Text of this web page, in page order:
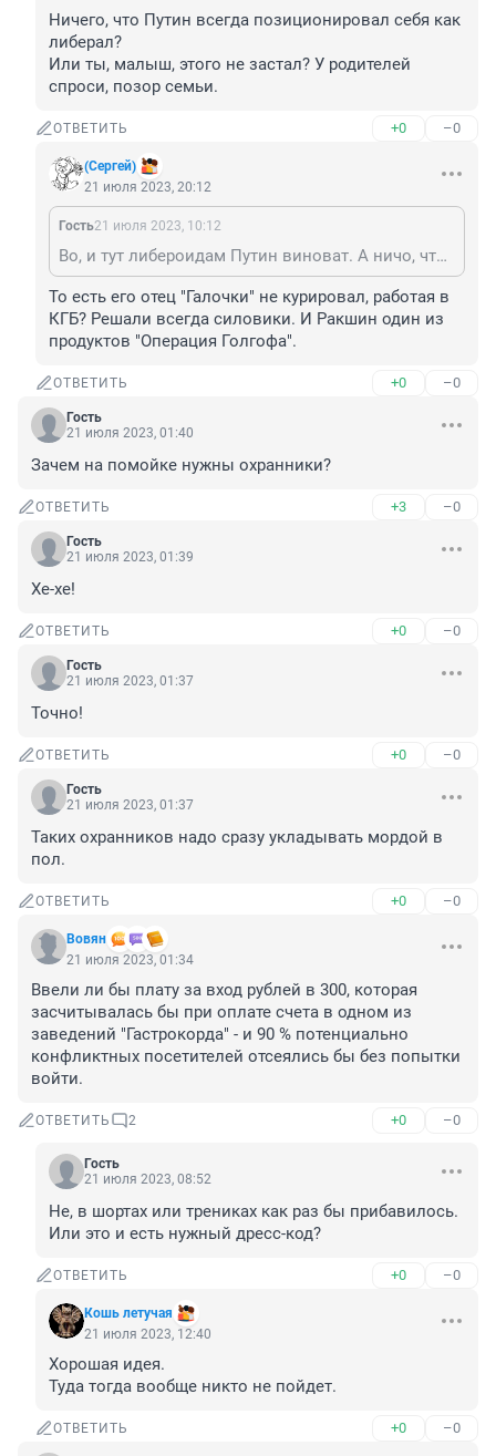
Ничего, что Путин всегда позиционировал себя как
либерал?
Или ты, малыш, этого не застал? У родителей
спроси, позор семьи.
ОТВЕТИТЬ +0 –0
(Сергей)
21 июля 2023, 20:12
Гость21 июля 2023, 10:12
Во, и тут либероидам Путин виноват. А ничо, что этот этот "физкультурник" в 90-е поднялся, как раз тогда, когда у власти либералы были, под руководством ваших заокеанских кураторов.
То есть его отец "Галочки" не курировал, работая в
КГБ? Решали всегда силовики. И Ракшин один из
продуктов "Операция Голгофа".
ОТВЕТИТЬ +0 –0
Гость
21 июля 2023, 01:40
Зачем на помойке нужны охранники?
ОТВЕТИТЬ +3 –0
Гость
21 июля 2023, 01:39
Хе-хе!
ОТВЕТИТЬ +0 –0
Гость
21 июля 2023, 01:37
Точно!
ОТВЕТИТЬ +0 –0
Гость
21 июля 2023, 01:37
Таких охранников надо сразу укладывать мордой в
пол.
ОТВЕТИТЬ +0 –0
Вовян
21 июля 2023, 01:34
Ввели ли бы плату за вход рублей в 300, которая
засчитывалась бы при оплате счета в одном из
заведений "Гастрокорда" - и 90 % потенциально
конфликтных посетителей отсеялись бы без попытки
войти.
ОТВЕТИТЬ 2 +0 –0
Гость
21 июля 2023, 08:52
Не, в шортах или трениках как раз бы прибавилось.
Или это и есть нужный дресс-код?
ОТВЕТИТЬ +0 –0
Кошь летучая
21 июля 2023, 12:40
Хорошая идея.
Туда тогда вообще никто не пойдет.
ОТВЕТИТЬ +0 –0